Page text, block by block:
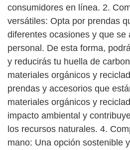
consumidores en línea. 2.
versátiles: Opta por prendas
diferentes ocasiones y que se
personal. De esta forma,
y reducirás tu huella de
materiales orgánicos y
prendas y accesorios que
materiales orgánicos y
impacto ambiental y
los recursos naturales. 4.
mano: Una opción sostenible